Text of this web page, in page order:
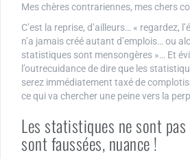
Mes chères contrariennes, mes chers
C’est la reprise, d’ailleurs… « regardez,
n’a jamais créé autant d’emplois… ou
statistiques sont mensongères »… Et
l’outrecuidance de dire que les
serez immédiatement taxé de
ce qui va chercher une peine vers la
Les statistiques ne sont
sont faussées, nuance !